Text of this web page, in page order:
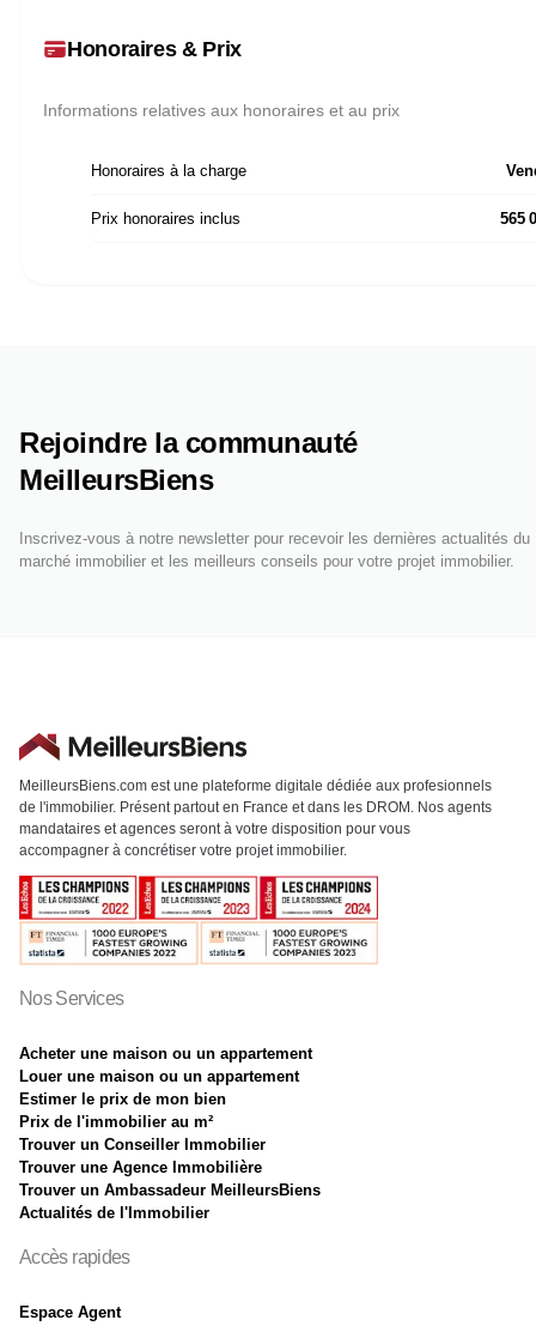
Honoraires & Prix
Informations relatives aux honoraires et au prix
Honoraires à la charge
Prix honoraires inclus 565
Rejoindre la communauté
MeilleursBiens
Inscrivez-vous à notre newsletter pour recevoir les dernières actualités du
marché immobilier et les meilleurs conseils pour votre projet immobilier.
MeilleursBiens.com est une plateforme digitale dédiée aux profesionnels
de l'immobilier. Présent partout en France et dans les DROM. Nos agents
mandataires et agences seront à votre disposition pour vous
accompagner à concrétiser votre projet immobilier.
Nos Services
Acheter une maison ou un appartement
Louer une maison ou un appartement
Estimer le prix de mon bien
Prix de l'immobilier au m²
Trouver un Conseiller Immobilier
Trouver une Agence Immobilière
Trouver un Ambassadeur MeilleursBiens
Actualités de l'Immobilier
Accès rapides
Espace Agent